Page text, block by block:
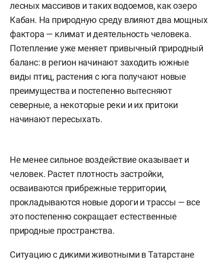
лесных массивов и таких водоемов, как озеро
Кабан. На природную среду влияют два мощных
фактора — климат и деятельность человека.
Потепление уже меняет привычный природный
баланс: в регион начинают заходить южные
виды птиц, растения с юга получают новые
преимущества и постепенно вытесняют
северные, а некоторые реки и их притоки
начинают пересыхать.
Не менее сильное воздействие оказывает и
человек. Растет плотность застройки,
осваиваются прибрежные территории,
прокладываются новые дороги и трассы — все
это постепенно сокращает естественные
природные пространства.
Ситуацию с дикими животными в Татарстане